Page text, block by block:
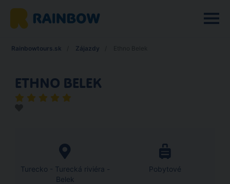
Rainbowtours.sk Zájazdy
ETHNO BELEK
Turecko - Turecká riviéra -
Belek
Pobytové